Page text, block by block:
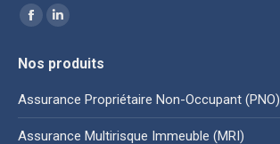
Trouvez nous sur :
La
Facebook
s'ouvre
dans
La
LinkedIn
s'ouvre
dans
Nos produits
Assurance Propriétaire Non-Occupant (PNO)
Assurance Multirisque Immeuble (MRI)